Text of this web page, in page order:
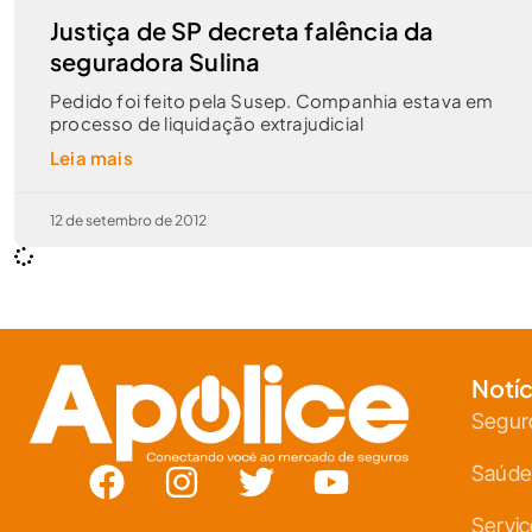
Justiça de SP decreta falência da
seguradora Sulina
Pedido foi feito pela Susep. Companhia estava em
processo de liquidação extrajudicial
Leia mais
12 de setembro de 2012
Saúde